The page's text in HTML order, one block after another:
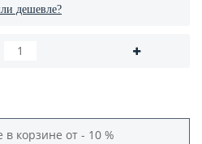
дешевле?
корзине от - 10 %